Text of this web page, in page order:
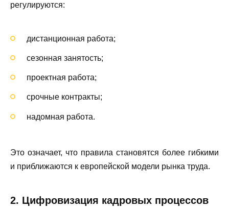
регулируются:
дистанционная работа;
сезонная занятость;
проектная работа;
срочные контракты;
надомная работа.
Это означает, что правила становятся более гибкими
и приближаются к европейской модели рынка труда.
2. Цифровизация кадровых процессов